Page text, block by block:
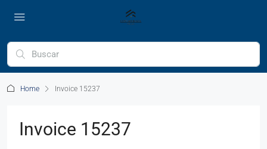
Home Invoice 15237
Invoice 15237